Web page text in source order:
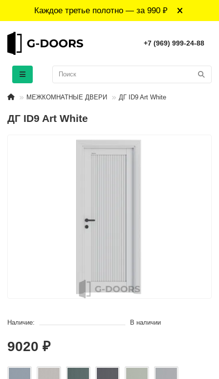
Каждое третье полотно — за 990 ₽
+7 (969) 999-24-88
МЕЖКОМНАТНЫЕ ДВЕРИ ДГ ID9 Art White
ДГ ID9 Art White
Наличие: В наличии
9020 ₽